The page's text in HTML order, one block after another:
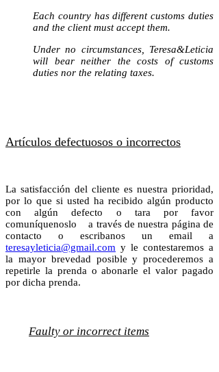
Each country has different customs duties
and the client must accept them.
Under no circumstances, Teresa&Leticia
will bear neither the costs of customs
duties nor the relating taxes.
Artículos defectuosos o incorrectos
La satisfacción del cliente es nuestra prioridad,
por lo que si usted ha recibido algún producto
con algún defecto o tara por favor
comuníquenoslo a través de nuestra página de
contacto o escribanos un email a
teresayleticia@gmail.com y le contestaremos a
la mayor brevedad posible y procederemos a
repetirle la prenda o abonarle el valor pagado
por dicha prenda.
Faulty or incorrect items